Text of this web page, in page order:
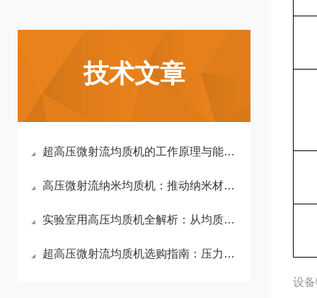
技术文章
超高压微射流均质机的工作原理与能量耗散机制解析
高压微射流纳米均质机：推动纳米材料分散的新动力
实验室用高压均质机全解析：从均质原理到选型黄金法则
超高压微射流均质机选购指南：压力上限、流量精度与核心部件寿命
设